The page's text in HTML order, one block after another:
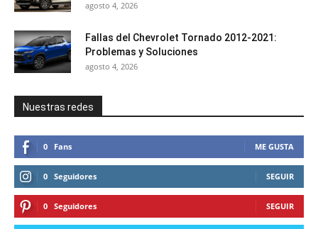
agosto 4, 2026
Fallas del Chevrolet Tornado 2012-2021:
Problemas y Soluciones
agosto 4, 2026
Nuestras redes
0 Fans ME GUSTA
0 Seguidores SEGUIR
0 Seguidores SEGUIR